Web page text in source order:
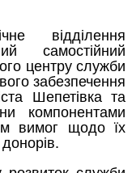
відділення
самостійний
центру служби
забезпечення
Шепетівка та
компонентами
вимог щодо їх